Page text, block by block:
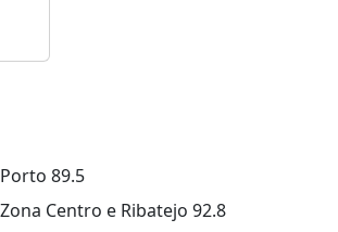
Porto 89.5
Zona Centro e Ribatejo 92.8